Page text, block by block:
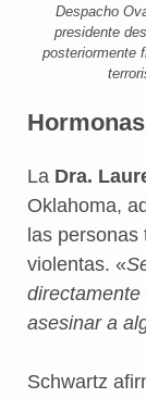
Despacho
presidente
posteriormente
La Dra.
Oklahoma,
las
violentas. «
asesinar a
Schwartz